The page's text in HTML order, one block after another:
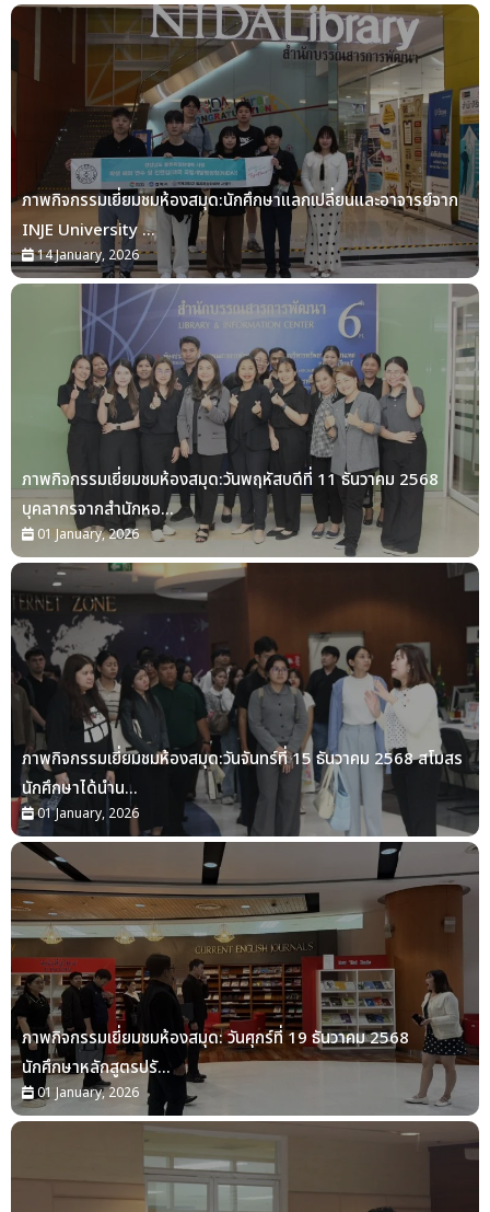
ภาพกิจกรรมเยี่ยมชมห้องสมุด:นักศึกษาแลกเปลี่ยนและอาจารย์จาก
INJE University ...
14 January, 2026
ภาพกิจกรรมเยี่ยมชมห้องสมุด:วันพฤหัสบดีที่ 11 ธันวาคม 2568
บุคลากรจากสำนักหอ...
01 January, 2026
ภาพกิจกรรมเยี่ยมชมห้องสมุด:วันจันทร์ที่ 15 ธันวาคม 2568 สโมสร
นักศึกษาได้นำน...
01 January, 2026
ภาพกิจกรรมเยี่ยมชมห้องสมุด: วันศุกร์ที่ 19 ธันวาคม 2568
นักศึกษาหลักสูตรปรั...
01 January, 2026